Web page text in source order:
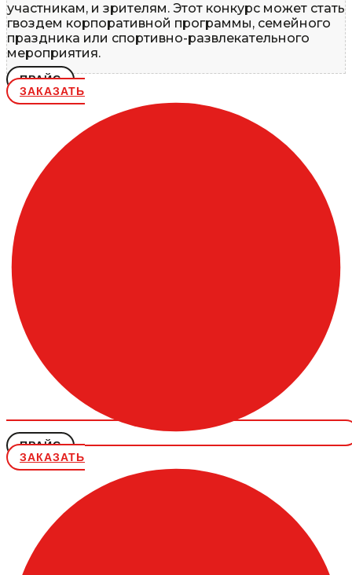
участникам, и зрителям. Этот конкурс может стать
гвоздем корпоративной программы, семейного
праздника или спортивно-развлекательного
мероприятия.
ПРАЙС
ЗАКАЗАТЬ
ПРАЙС
ЗАКАЗАТЬ